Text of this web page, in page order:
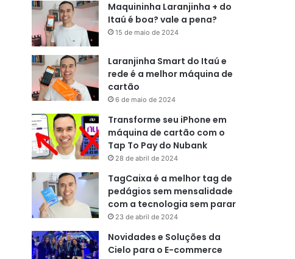
Maquininha Laranjinha + do
Itaú é boa? vale a pena?
15 de maio de 2024
Laranjinha Smart do Itaú e
rede é a melhor máquina de
cartão
6 de maio de 2024
Transforme seu iPhone em
máquina de cartão com o
Tap To Pay do Nubank
28 de abril de 2024
TagCaixa é a melhor tag de
pedágios sem mensalidade
com a tecnologia sem parar
23 de abril de 2024
Novidades e Soluções da
Cielo para o E-commerce